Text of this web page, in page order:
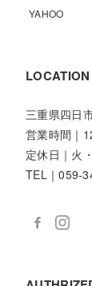
YAHOO
LOCATION
三重県四日
営業時間｜
定休日｜火
TEL｜059-